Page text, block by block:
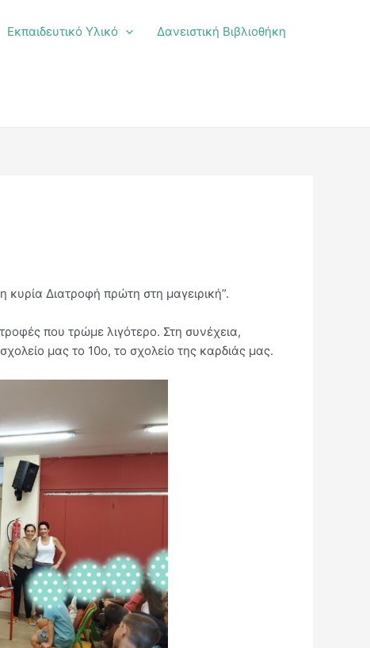
Εκπαιδευτικό Υλικό Δανειστική Βιβλιοθήκη
Διατροφή πρώτη στη μαγειρική”.
που τρώμε λιγότερο. Στη συνέχεια,
μας το 10ο, το σχολείο της καρδιάς μας.